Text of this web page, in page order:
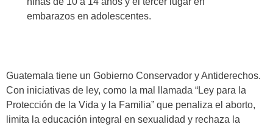
embarazos en adolescentes.
Guatemala tiene un Gobierno Conservador y Antiderechos.
Con iniciativas de ley, como la mal llamada “Ley para la
Protección de la Vida y la Familia” que penaliza el aborto,
limita la educación integral en sexualidad y rechaza la